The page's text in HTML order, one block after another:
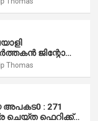
ജിന്റോ
Thomas
അപകട0 : 271
ചെയ്ത ഫെറിക്ക്